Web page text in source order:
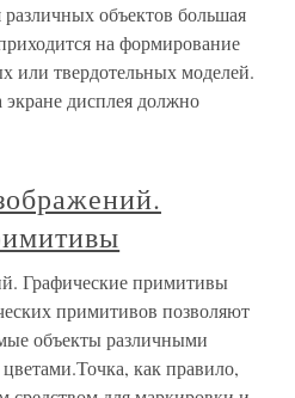
объектов большая
на формирование
или твердотельных моделей.
дисплея должно
Графические примитивы
примитивов позволяют
объекты различными
как правило,